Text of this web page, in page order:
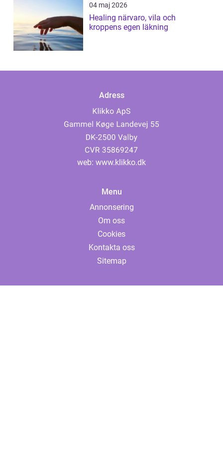
04 maj 2026
Healing närvaro, vila och
kroppens egen läkning
Adress
web: www.klikko.dk
Menu
Annonsering
Om oss
Cookies
Kontakta oss
Sitemap